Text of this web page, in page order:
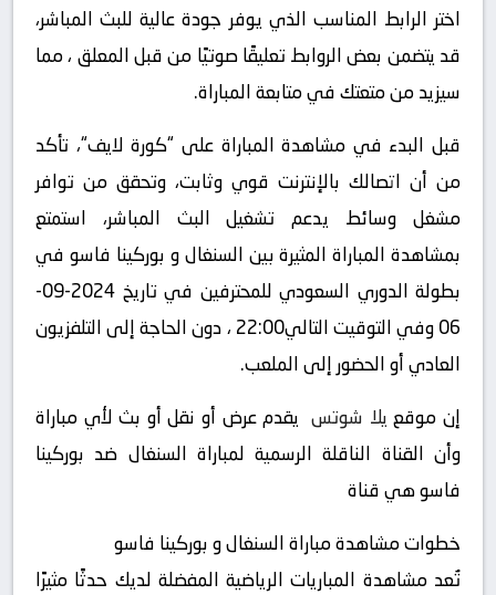
اختر الرابط المناسب الذي يوفر جودة عالية للبث المباشر،
قد يتضمن بعض الروابط تعليقًا صوتيًا من قبل المعلق ، مما
سيزيد من متعتك في متابعة المباراة.
قبل البدء في مشاهدة المباراة على “كورة لايف“، تأكد
من أن اتصالك بالإنترنت قوي وثابت، وتحقق من توافر
مشغل وسائط يدعم تشغيل البث المباشر، استمتع
بمشاهدة المباراة المثيرة بين السنغال و بوركينا فاسو في
بطولة الدوري السعودي للمحترفين في تاريخ 2024-09-
06 وفي التوقيت التالي22:00 ، دون الحاجة إلى التلفزيون
العادي أو الحضور إلى الملعب.
إن موقع يلا شوتسيقدم عرض أو نقل أو بث لأي مباراة
وأن القناة الناقلة الرسمية لمباراة السنغال ضد بوركينا
فاسو هي قناة
خطوات مشاهدة مباراة السنغال و بوركينا فاسو
تُعد مشاهدة المباريات الرياضية المفضلة لديك حدثًا مثيرًا